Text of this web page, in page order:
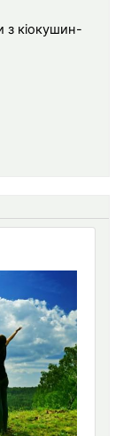
з кіокушин-